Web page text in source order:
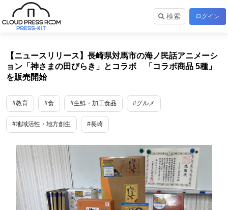
検索 ログイン
【ニュースリリース】長崎県対馬市の海ノ民話アニメーシ
ョン「神さまの田びらき」とコラボ 「コラボ商品 5種」
を販売開始
#教育 #食 #生鮮・加工食品 #グルメ
#地域活性・地方創生 #長崎